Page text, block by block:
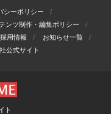
シーポリシー
ンツ制作・編集ポリシー
採用情報
お知らせ一覧
公式サイト
ト